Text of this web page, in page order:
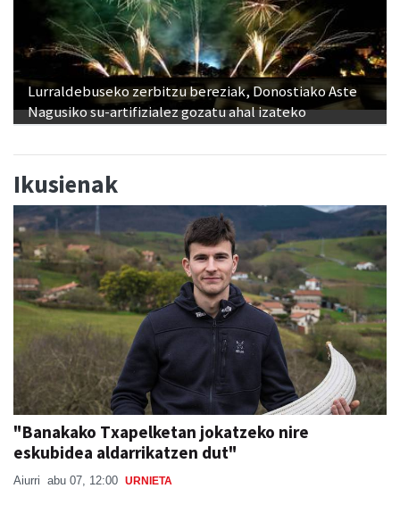
Lurraldebuseko zerbitzu bereziak, Donostiako Aste
Nagusiko su-artifizialez gozatu ahal izateko
Ikusienak
"Banakako Txapelketan jokatzeko nire
eskubidea aldarrikatzen dut"
Aiurri abu 07, 12:00 URNIETA